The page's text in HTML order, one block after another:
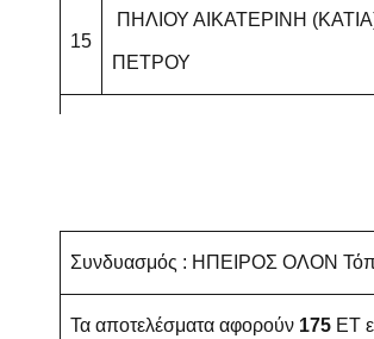
15
ΠΗΛΙΟΥ ΑΙΚΑΤΕΡΙΝΗ
ΠΕΤΡΟΥ
Συνδυασμός : ΗΠΕΙΡΟΣ ΟΛΟΝ
Τα αποτελέσματα αφορούν 175 ET